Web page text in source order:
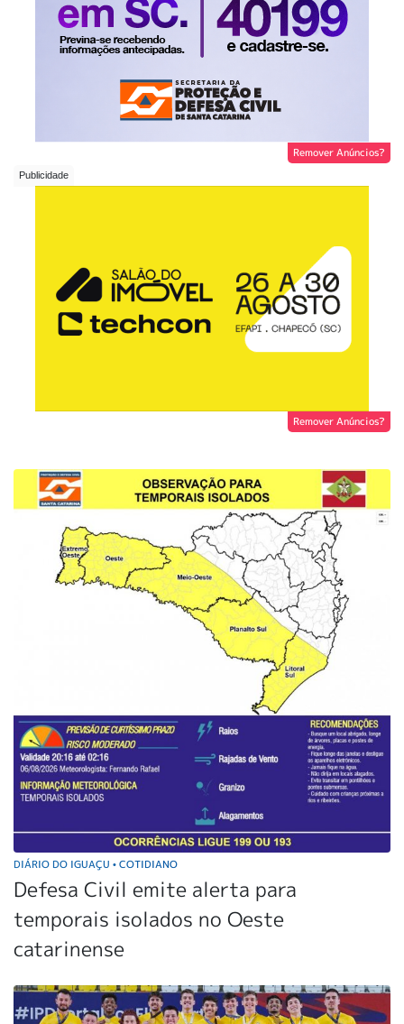
Remover Anúncios?
Remover Anúncios?
DIÁRIO DO IGUAÇU • COTIDIANO
Defesa Civil emite alerta para
temporais isolados no Oeste
catarinense